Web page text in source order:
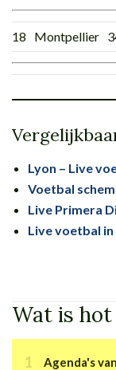
18 Montpellier
Lyon – Live
Voetbal
Live Primera
Live voetbal in
Wat is
Agenda's